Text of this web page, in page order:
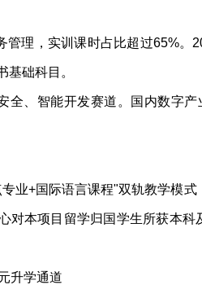
理，实训课时占比超过65%。
础科目。
、智能开发赛道。国内数字产
业+国际语言课程"双轨教学模式
本项目留学归国学生所获本科